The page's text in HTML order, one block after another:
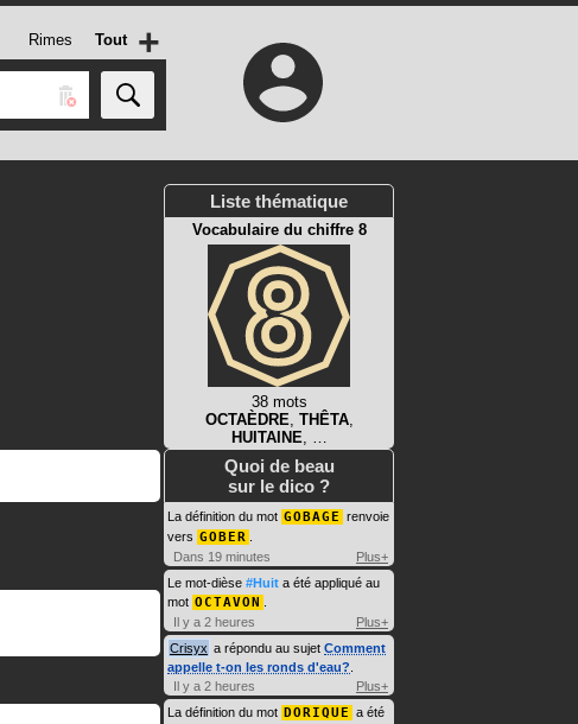
Rimes Tout +
Liste thématique
Vocabulaire du chiffre 8
38 mots
OCTAÈDRE, THÊTA,
HUITAINE, …
Quoi de beau
sur le dico ?
La définition du mot GOBAGE renvoie
vers GOBER
Dans 19 minutes
Plus+
Le mot-dièse #Huit a été appliqué au
mot OCTAVON
Il y a 2 heures
Plus+
Crisyx a répondu au sujet Comment
appelle t-on les ronds d'eau?
Il y a 2 heures
Plus+
La définition du mot DORIQUE a été